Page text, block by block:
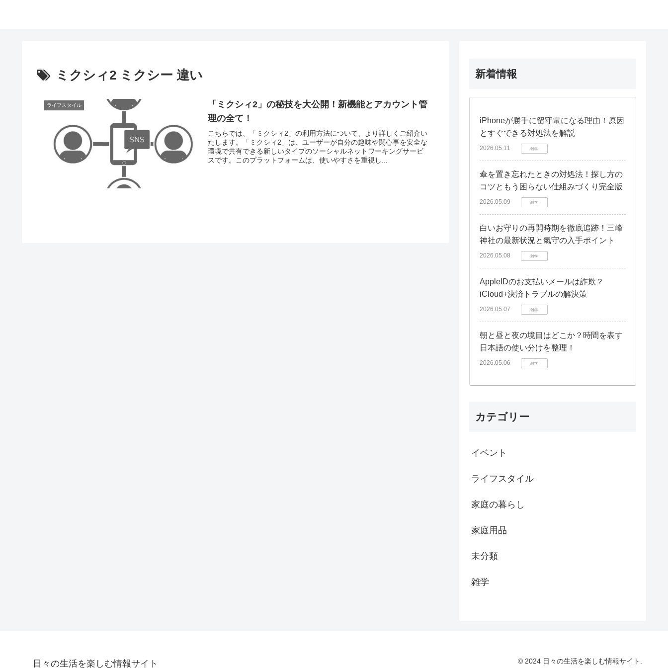
ミクシィ2 ミクシー 違い
ライフスタイル
「ミクシィ2」の秘技を大公開！新機能とアカウント管
理の全て！
こちらでは、「ミクシィ2」の利用方法について、より詳しくご紹介い
たします。「ミクシィ2」は、ユーザーが自分の趣味や関心事を安全な
環境で共有できる新しいタイプのソーシャルネットワーキングサービ
スです。このプラットフォームは、使いやすさを重視し...
新着情報
iPhoneが勝手に留守電になる理由！原因
とすぐできる対処法を解説
2026.05.11 雑学
傘を置き忘れたときの対処法！探し方の
コツともう困らない仕組みづくり完全版
2026.05.09 雑学
白いお守りの再開時期を徹底追跡！三峰
神社の最新状況と氣守の入手ポイント
2026.05.08 雑学
AppleIDのお支払いメールは詐欺？
iCloud+決済トラブルの解決策
2026.05.07 雑学
朝と昼と夜の境目はどこか？時間を表す
日本語の使い分けを整理！
2026.05.06 雑学
カテゴリー
イベント
ライフスタイル
家庭の暮らし
家庭用品
未分類
雑学
日々の生活を楽しむ情報サイト © 2024 日々の生活を楽しむ情報サイト.